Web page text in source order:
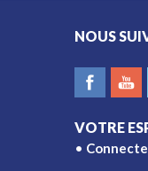
NOUS
VOTRE